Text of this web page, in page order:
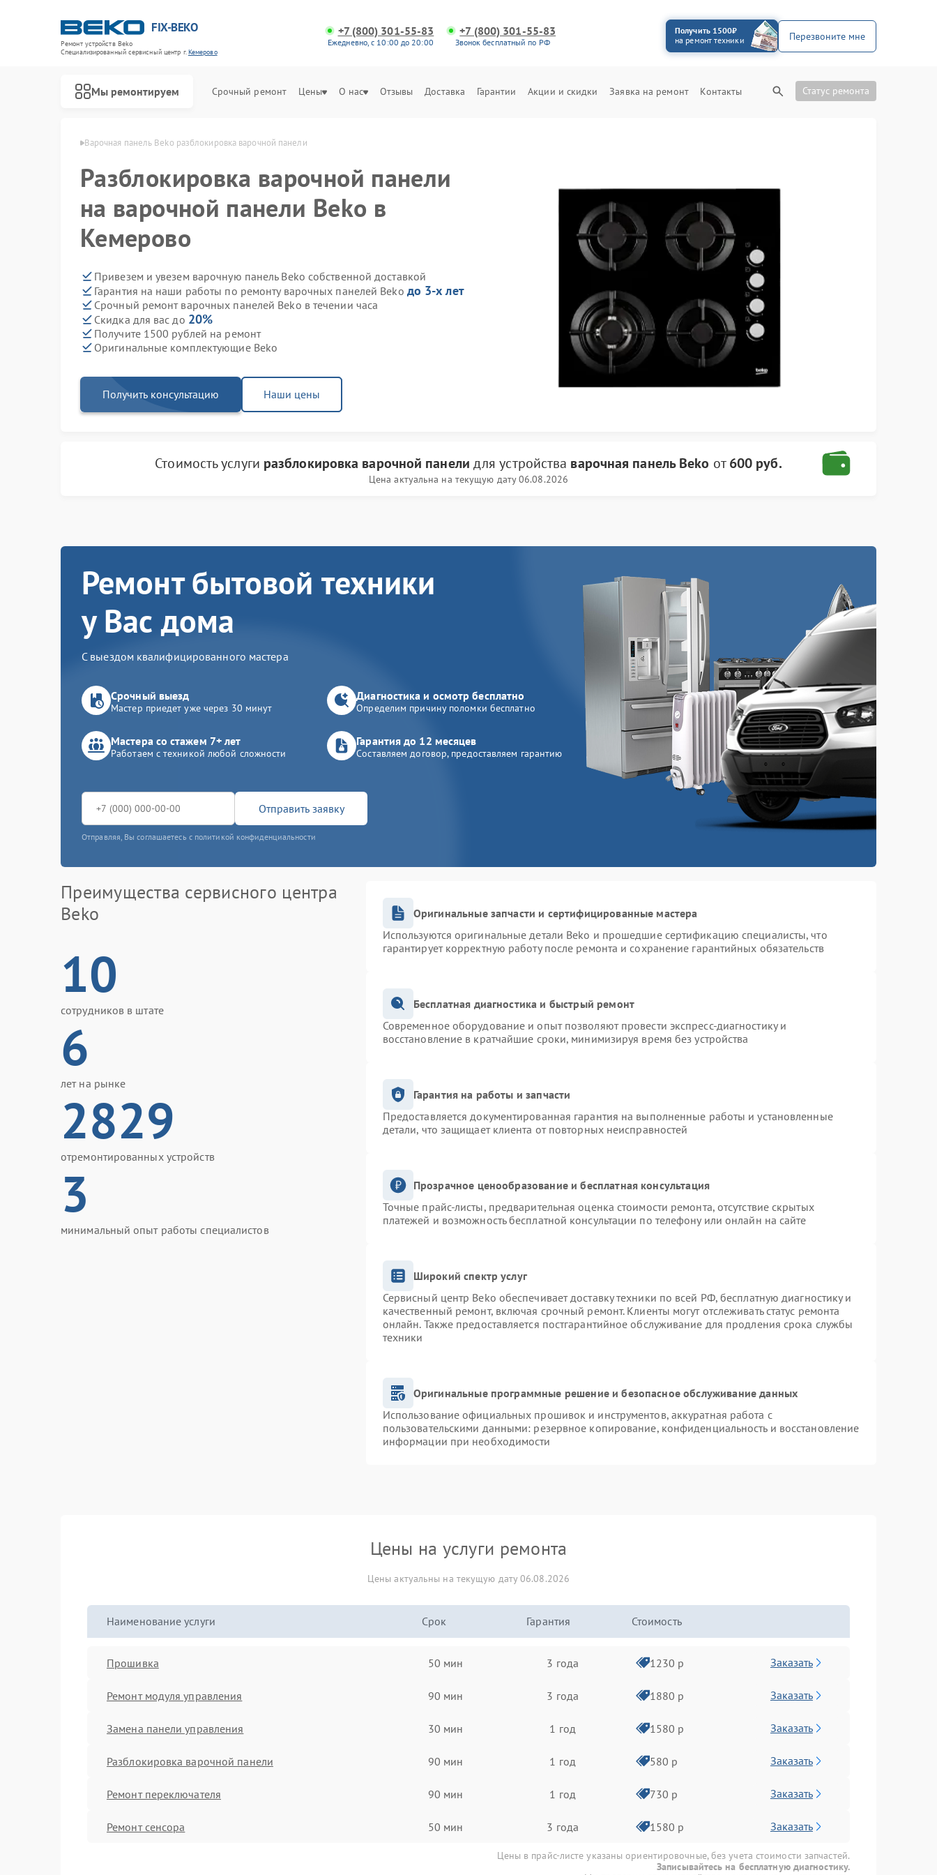
FIX-BEKO
Ремонт устройств Beko
Специализированный cервисный центр г.Кемерово
+7 (800) 301-55-83
Ежедневно, с 10:00 до 20:00
+7 (800) 301-55-83
Звонок бесплатный по РФ
Получить 1500₽
на ремонт техники
Перезвоните мне
Мы ремонтируем Срочный ремонт Цены О нас Отзывы Доставка Гарантии Акции и скидки Заявка на ремонт Контакты Статус ремонта
Варочная панель Beko разблокировка варочной панели
Разблокировка варочной панели
на варочной панели Beko в
Кемерово
Привезем и увезем варочную панель Beko собственной доставкой
Гарантия на наши работы по ремонту варочных панелей Beko до 3-х лет
Срочный ремонт варочных панелей Beko в течении часа
Скидка для вас до 20%
Получите 1500 рублей на ремонт
Оригинальные комплектующие Beko
Получить консультацию Наши цены
Стоимость услуги разблокировка варочной панели для устройства варочная панель Beko от600 руб.
Цена актуальна на текущую дату 06.08.2026
Ремонт бытовой техники
у Вас дома
С выездом квалифицированного мастера
Срочный выезд
Мастер приедет уже через 30 минут
Диагностика и осмотр бесплатно
Определим причину поломки бесплатно
Мастера со стажем 7+ лет
Работаем с техникой любой сложности
Гарантия до 12 месяцев
Составляем договор, предоставляем гарантию
Отправить заявку
Отправляя, Вы соглашаетесь с политикой конфиденциальности
Преимущества сервисного центра
Beko
10
сотрудников в штате
6
лет на рынке
2829
отремонтированных устройств
3
минимальный опыт работы специалистов
Оригинальные запчасти и сертифицированные мастера
Используются оригинальные детали Beko и прошедшие сертификацию специалисты, что
гарантирует корректную работу после ремонта и сохранение гарантийных обязательств
Бесплатная диагностика и быстрый ремонт
Современное оборудование и опыт позволяют провести экспресс-диагностику и
восстановление в кратчайшие сроки, минимизируя время без устройства
Гарантия на работы и запчасти
Предоставляется документированная гарантия на выполненные работы и установленные
детали, что защищает клиента от повторных неисправностей
Прозрачное ценообразование и бесплатная консультация
Точные прайс-листы, предварительная оценка стоимости ремонта, отсутствие скрытых
платежей и возможность бесплатной консультации по телефону или онлайн на сайте
Широкий спектр услуг
Сервисный центр Beko обеспечивает доставку техники по всей РФ, бесплатную диагностику и
качественный ремонт, включая срочный ремонт. Клиенты могут отслеживать статус ремонта
онлайн. Также предоставляется постгарантийное обслуживание для продления срока службы
техники
Оригинальные программные решение и безопасное обслуживание данных
Использование официальных прошивок и инструментов, аккуратная работа с
пользовательскими данными: резервное копирование, конфиденциальность и восстановление
информации при необходимости
Цены на услуги ремонта
Цены актуальны на текущую дату 06.08.2026
Наименование услуги Срок Гарантия Стоимость
Прошивка 50 мин 3 года 1230 р Заказать
Ремонт модуля управления 90 мин 3 года 1880 р Заказать
Замена панели управления 30 мин 1 год 1580 р Заказать
Разблокировка варочной панели 90 мин 1 год 580 р Заказать
Ремонт переключателя 90 мин 1 год 730 р Заказать
Ремонт сенсора 50 мин 3 года 1580 р Заказать
Цены в прайс-листе указаны ориентировочные, без учета стоимости запчастей.
Записывайтесь на бесплатную диагностику.